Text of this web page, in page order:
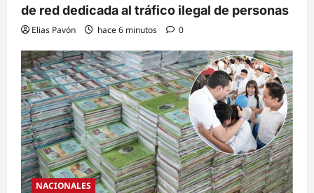
de red dedicada al tráfico ilegal de personas
Elias Pavón hace 6 minutos 0
NACIONALES